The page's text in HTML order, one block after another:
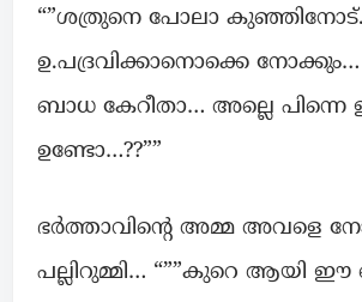
“”ശത്രുനെ പോലാ
ഉ.പദ്രവിക്കാനൊക്കെ
ബാധ കേറീതാ… അല്ലെ
ഉണ്ടോ…??””
ഭർത്താവിന്റെ അമ്മ അവളെ
പല്ലിറുമ്മി… “””കുറെ ആയി